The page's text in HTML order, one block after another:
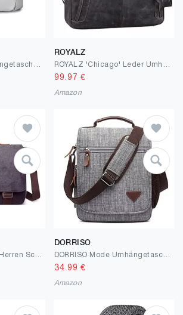
ROYALZ
99.97 €
Amazon
DORRISO
34.99 €
Amazon